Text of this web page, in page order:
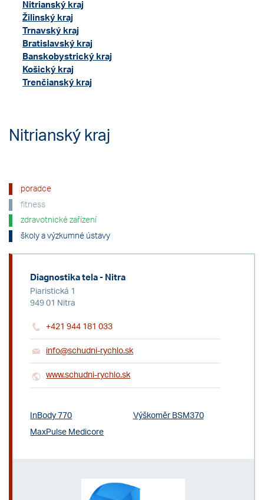
Nitrianský kraj
Žilinský kraj
Trnavský kraj
Bratislavský kraj
Banskobystrický kraj
Košický kraj
Trenčianský kraj
Nitrianský kraj
poradce
fitness
zdravotnické zařízení
školy a výzkumné ústavy
Diagnostika tela - Nitra
Piaristická 1
949 01 Nitra
+421 944 181 033
info@schudni-rychlo.sk
www.schudni-rychlo.sk
InBody 770 Výškoměr BSM370
MaxPulse Medicore